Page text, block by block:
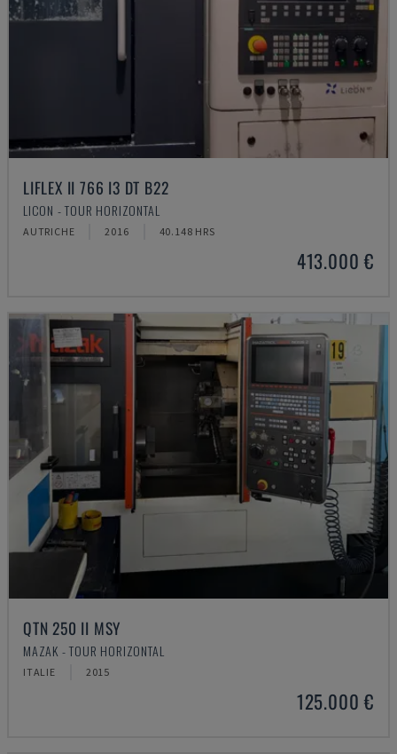
LIFLEX II 766 I3 DT B22
LICON - TOUR HORIZONTAL
AUTRICHE 2016 40.148 HRS
413.000 €
QTN 250 II MSY
MAZAK - TOUR HORIZONTAL
ITALIE 2015
125.000 €